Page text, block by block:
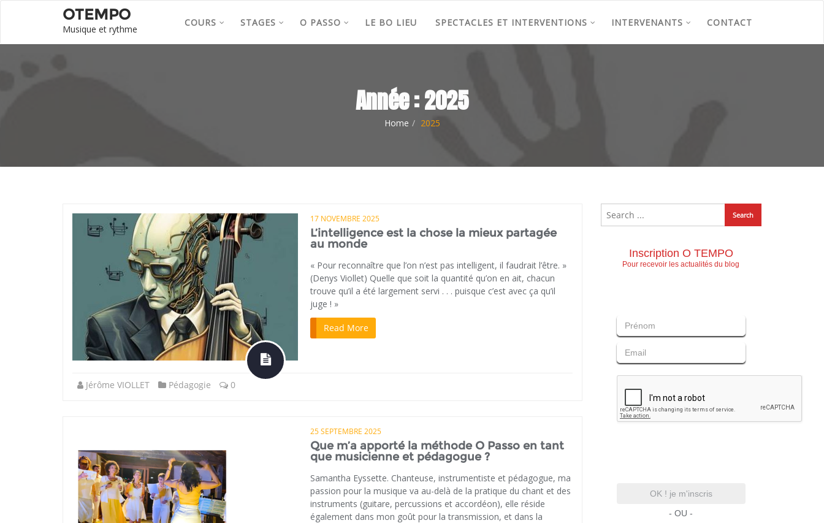
OTEMPO
Musique et rythme
COURS STAGES O PASSO LE BO LIEU SPECTACLES ET INTERVENTIONS INTERVENANTS CONTACT
Année :2025
Home 2025
17 NOVEMBRE 2025
L’intelligence est la chose la mieux partagée
au monde
« Pour reconnaître que l’on n’est pas intelligent, il faudrait l’être. »
(Denys Viollet) Quelle que soit la quantité qu’on en ait, chacun
trouve qu’il a été largement servi . . . puisque c’est avec ça qu’il
juge ! »
Read More
Jérôme VIOLLET Pédagogie 0
25 SEPTEMBRE 2025
Que m’a apporté la méthode O Passo en tant
que musicienne et pédagogue ?
Samantha Eyssette. Chanteuse, instrumentiste et pédagogue, ma
passion pour la musique va au-delà de la pratique du chant et des
instruments (guitare, percussions et accordéon), elle réside
également dans mon goût pour la transmission, et dans la
Inscription O TEMPO
Pour recevoir les actualités du blog
OK ! je m'inscris
- OU -